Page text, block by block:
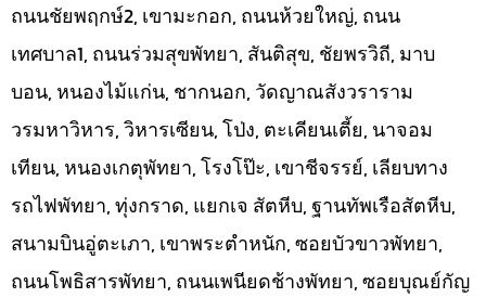
ถนนชัยพฤกษ์2, เขามะกอก, ถนนห้วยใหญ่, ถนน
เทศบาล1, ถนนร่วมสุขพัทยา, สันติสุข, ชัยพรวิถี, มาบ
บอน, หนองไม้แก่น, ชากนอก, วัดญาณสังวราราม
วรมหาวิหาร, วิหารเซียน, โป่ง, ตะเคียนเตี้ย, นาจอม
เทียน, หนองเกตุพัทยา, โรงโป๊ะ, เขาชีจรรย์, เลียบทาง
รถไฟพัทยา, ทุ่งกราด, แยกเจ สัตหีบ, ฐานทัพเรือสัตหีบ,
สนามบินอู่ตะเภา, เขาพระตำหนัก, ซอยบัวขาวพัทยา,
ถนนโพธิสารพัทยา, ถนนเพนียดช้างพัทยา, ซอยบุณย์กัญ